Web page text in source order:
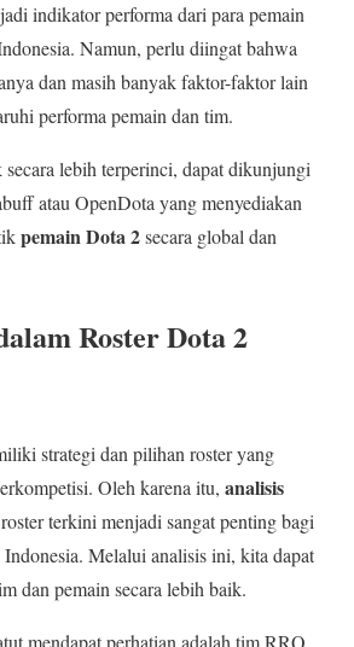
indikator performa dari para pemain
Namun, perlu diingat bahwa
dan masih banyak faktor-faktor lain
performa pemain dan tim.
lebih terperinci, dapat dikunjungi
atau OpenDota yang menyediakan
pemain Dota 2secara global dan
Roster Dota 2
strategi dan pilihan roster yang
Oleh karena itu, analisis
terkini menjadi sangat penting bagi
Melalui analisis ini, kita dapat
dan pemain secara lebih baik.
mendapat perhatian adalah tim RRQ